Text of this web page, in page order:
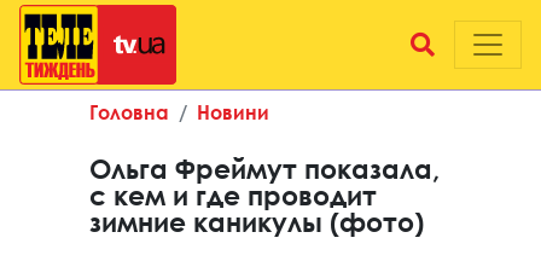
Головна Новини
Ольга Фреймут показала,
с кем и где проводит
зимние каникулы (фото)